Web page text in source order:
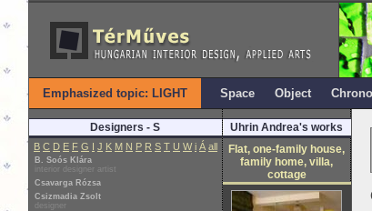
Emphasized topic: LIGHT Space Object
Designers - S
B C D E F G I J K M N P R S T U W i Á all
B. Soós Klára
interior designer artist
Csavarga Rózsa
Csizmadia Zsolt
designer
Uhrin Andrea's works
Flat, one-family house,
family home, villa,
cottage